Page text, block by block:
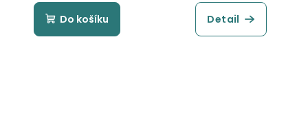
Do košíku Detail